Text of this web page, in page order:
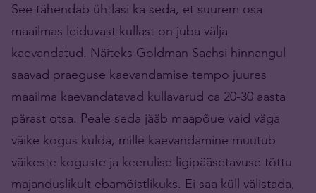
See tähendab ühtlasi ka seda, et suurem osa
maailmas leiduvast kullast on juba välja
kaevandatud. Näiteks Goldman Sachsi hinnangul
saavad praeguse kaevandamise tempo juures
maailma kaevandatavad kullavarud ca 20-30 aasta
pärast otsa. Peale seda jääb maapõue vaid väga
väike kogus kulda, mille kaevandamine muutub
väikeste koguste ja keerulise ligipääsetavuse tõttu
majanduslikult ebamõistlikuks. Ei saa küll välistada,